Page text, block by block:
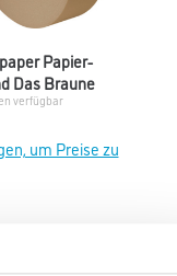
Papier-
Das Braune
verfügbar
um Preise zu